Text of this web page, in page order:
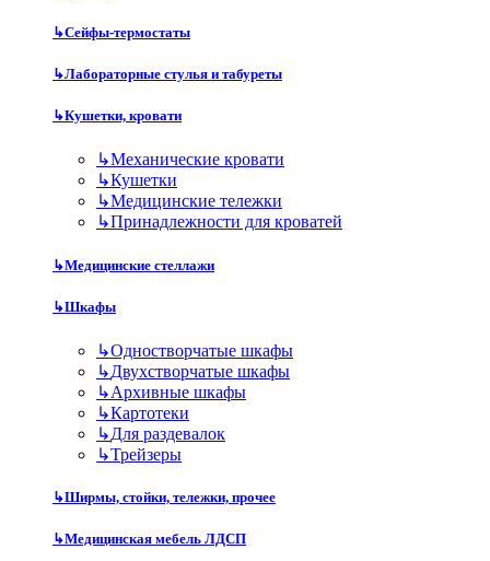
↳Сейфы-термостаты
↳Лабораторные стулья и табуреты
↳Кушетки, кровати
↳Механические кровати
↳Кушетки
↳Медицинские тележки
↳Принадлежности для кроватей
↳Медицинские стеллажи
↳Шкафы
↳Одностворчатые шкафы
↳Двухстворчатые шкафы
↳Архивные шкафы
↳Картотеки
↳Для раздевалок
↳Трейзеры
↳Ширмы, стойки, тележки, прочее
↳Медицинская мебель ЛДСП